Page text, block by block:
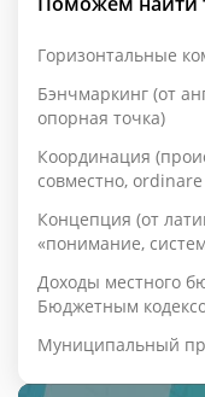
Горизонтальные
Бэнчмаркинг (от
опорная точка)
Координация
совместно,
Концепция (от
«понимание,
Доходы местного
Бюджетным
Муниципальный